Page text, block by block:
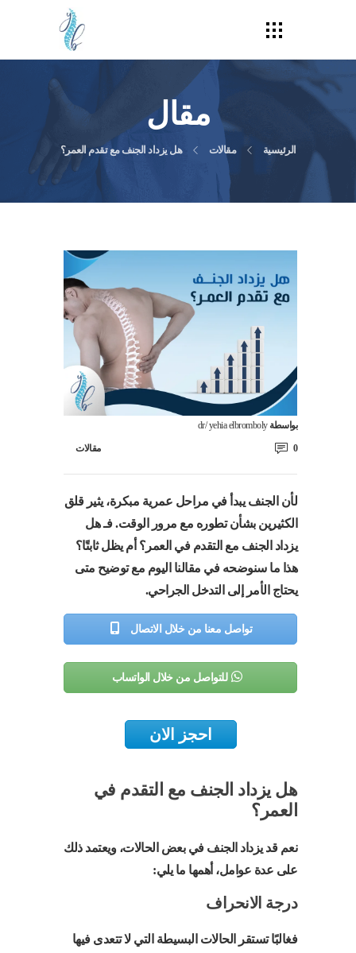
مقال
الرئيسية مقالات هل يزداد الجنف مع تقدم العمر؟
بواسطةdr/ yehia elbromboly
مقالات 0
لأن الجنف يبدأ في مراحل عمرية مبكرة، يثير قلق
الكثيرين بشأن تطوره مع مرور الوقت. فـ هل
يزداد الجنف مع التقدم في العمر؟ أم يظل ثابتًا؟
هذا ما سنوضحه في مقالنا اليوم مع توضيح متى
يحتاج الأمر إلى التدخل الجراحي.
تواصل معنا من خلال الاتصال
للتواصل من خلال الواتساب
احجز الان
هل يزداد الجنف مع التقدم في
العمر؟
نعم قد يزداد الجنف في بعض الحالات، ويعتمد ذلك
على عدة عوامل، أهمها ما يلي:
درجة الانحراف
فغالبًا تستقر الحالات البسيطة التي لا تتعدى فيها